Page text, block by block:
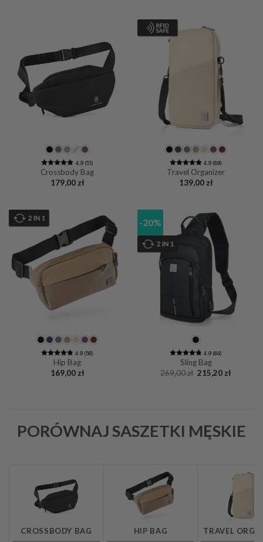
4.9 (51)
Crossbody Bag
179,00 zł
4.9 (89)
Travel Organizer
139,00 zł
4.9 (56)
Hip Bag
169,00 zł
-20%
4.9 (64)
Sling Bag
269,00zł Pierwotna
cena
215,20 zł
PORÓWNAJ SASZETKI MĘSKIE
CROSSBODY BAG HIP BAG TRAVEL